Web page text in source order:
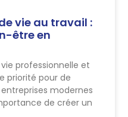
vie au travail :
être en
professionnelle et
priorité pour de
modernes
de créer un